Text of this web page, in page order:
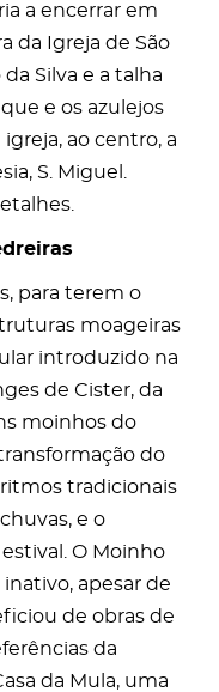
a encerrar em
da Igreja de São
Silva e a talha
e os azulejos
ao centro, a
S. Miguel.
para terem o
moageiras
introduzido na
de Cister, da
moinhos do
do
tradicionais
e o
O Moinho
apesar de
de obras de
da
da Mula, uma